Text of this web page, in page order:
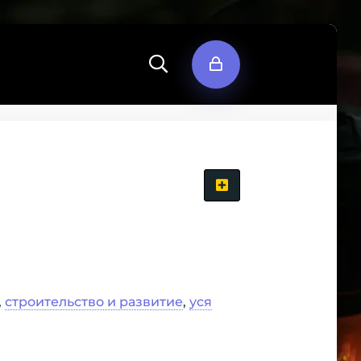
, строительство и развитие, уся